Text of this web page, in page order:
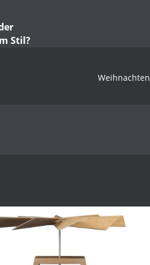
Stil?
Weihnachten